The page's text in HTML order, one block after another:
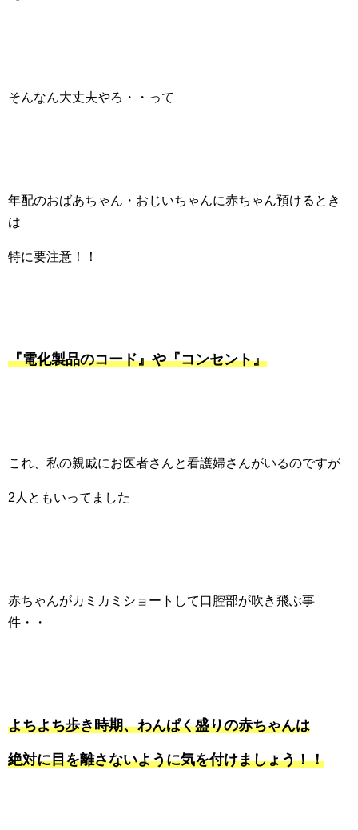
そんなん大丈夫やろ・・って
年配のおばあちゃん・おじいちゃんに赤ちゃん預けるとき
は
特に要注意！！
『電化製品のコード』や『コンセント』
これ、私の親戚にお医者さんと看護婦さんがいるのですが
2人ともいってました
赤ちゃんがカミカミショートして口腔部が吹き飛ぶ事
件・・
よちよち歩き時期、わんぱく盛りの赤ちゃんは
絶対に目を離さないように気を付けましょう！！